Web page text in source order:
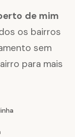
de mim
os bairros
sem
para mais